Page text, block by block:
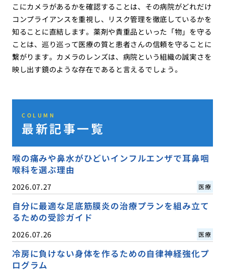
こにカメラがあるかを確認することは、その病院がどれだけ
コンプライアンスを重視し、リスク管理を徹底しているかを
知ることに直結します。薬剤や貴重品といった「物」を守る
ことは、巡り巡って医療の質と患者さんの信頼を守ることに
繋がります。カメラのレンズは、病院という組織の誠実さを
映し出す鏡のような存在であると言えるでしょう。
COLUMN
最新記事一覧
喉の痛みや鼻水がひどいインフルエンザで耳鼻咽
喉科を選ぶ理由
2026.07.27 医療
自分に最適な足底筋膜炎の治療プランを組み立て
るための受診ガイド
2026.07.26 医療
冷房に負けない身体を作るための自律神経強化プ
ログラム